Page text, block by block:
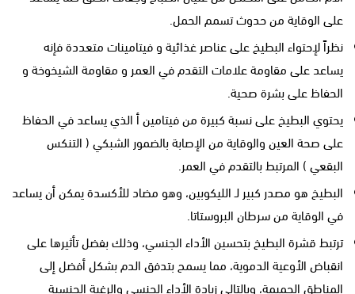
على الوقاية من حدوث تسمم الحمل.
نظراً لإحتواء البطيخ على عناصر غذائية و فيتامينات متعددة فإنه
يساعد على مقاومة علامات التقدم في العمر و مقاومة الشيخوخة و
الحفاظ على بشرة صحية.
يحتوي البطيخ على نسبة كبيرة من فيتامين أ الذي يساعد في الحفاظ
على صحة العين والوقاية من الإصابة بالضمور الشبكي ( التنكس
البقعي ) المرتبط بالتقدم في العمر.
البطيخ هو مصدر كبير لـ الليكوبين، وهو مضاد للأكسدة يمكن أن يساعد
في الوقاية من سرطان البروستاتا.
ترتبط قشرة البطيخ بتحسين الأداء الجنسي، وذلك بفضل تأثيرها على
انقباض الأوعية الدموية، مما يسمح بتدفق الدم بشكل أفضل إلى
المناطق الحميمة، وبالتالي زيادة الأداء الجنسي والرغبة الجنسية